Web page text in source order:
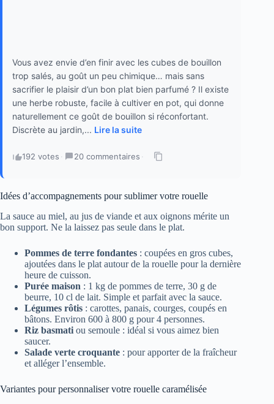
Vous avez envie d’en finir avec les cubes de bouillon
trop salés, au goût un peu chimique… mais sans
sacrifier le plaisir d’un bon plat bien parfumé ? Il existe
une herbe robuste, facile à cultiver en pot, qui donne
naturellement ce goût de bouillon si réconfortant.
Discrète au jardin,... Lire la suite
192 votes · 20 commentaires ·
Idées d’accompagnements pour sublimer votre rouelle
La sauce au miel, au jus de viande et aux oignons mérite un
bon support. Ne la laissez pas seule dans le plat.
Pommes de terre fondantes : coupées en gros cubes,
ajoutées dans le plat autour de la rouelle pour la dernière
heure de cuisson.
Purée maison : 1 kg de pommes de terre, 30 g de
beurre, 10 cl de lait. Simple et parfait avec la sauce.
Légumes rôtis : carottes, panais, courges, coupés en
bâtons. Environ 600 à 800 g pour 4 personnes.
Riz basmati ou semoule : idéal si vous aimez bien
saucer.
Salade verte croquante : pour apporter de la fraîcheur
et alléger l’ensemble.
Variantes pour personnaliser votre rouelle caramélisée